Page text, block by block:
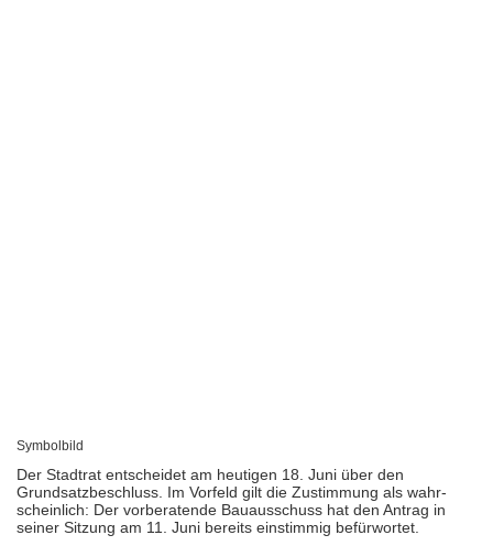
Symbolbild
Der Stadtrat entscheidet am heutigen 18. Juni über den
Grundsatz­beschluss. Im Vorfeld gilt die Zustimmung als wahr­
scheinlich: Der vorbe­ratende Bauaus­schuss hat den Antrag in
seiner Sitzung am 11. Juni bereits einstimmig befürwortet.